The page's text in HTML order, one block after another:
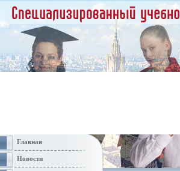
Главная
Новости